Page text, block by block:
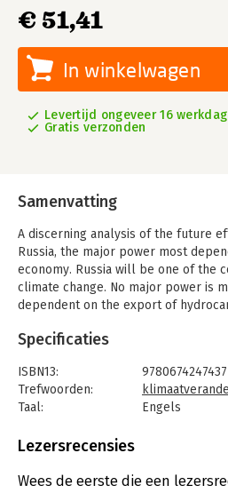
€ 51,41
In winkelwagen
Levertijd ongeveer 16
Gratis verzonden
Samenvatting
A discerning analysis of the future
Russia, the major power most
economy. Russia will be one of the
climate change. No major power is
dependent on the export of
melting permafrost is already
Climate change also brings drought
south, threatening the country's
Gustafson predicts that, over the
fossil fuel use is already underway,
Russia's export revenues.
Specificaties
ISBN13:
9780674247437
Trefwoorden:
Taal:
Engels
Aantal pagina's:
Druk:
1
Lezersrecensies
Wees de eerste die een